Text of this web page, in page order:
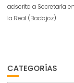
adscrito a Secretaría
la Real (Badajoz)
CATEGORÍAS